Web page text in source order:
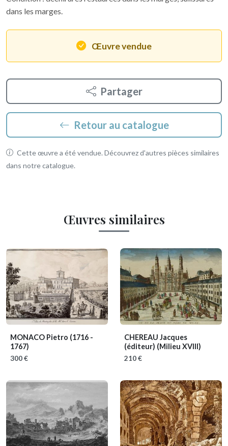
dans les marges.
Œuvre vendue
Partager
Retour au catalogue
Cette œuvre a été vendue. Découvrez d'autres pièces similaires
dans notre catalogue.
Œuvres similaires
MONACO Pietro (1716 -
1767)
300 €
CHEREAU Jacques
(éditeur) (Milieu XVIII)
210 €